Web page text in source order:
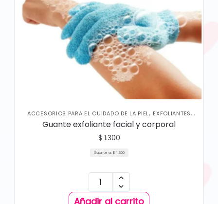
ACCESORIOS PARA EL CUIDADO DE LA PIEL, EXFOLIANTES
CORPORALES
JABONES Y EXFOLIANTES ,
SKIN CARE
CORPORAL,SKIN CARE FACIAL
Guante exfoliante facial y corporal
$ 1.300
Guante a: $ 1.300
Añadir al carrito